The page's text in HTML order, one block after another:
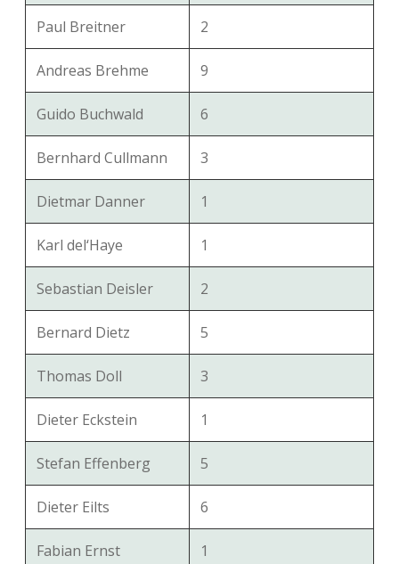
Paul Breitner 2
Andreas Brehme 9
Guido Buchwald 6
Bernhard Cullmann 3
Dietmar Danner 1
Karl del‘Haye 1
Sebastian Deisler 2
Bernard Dietz 5
Thomas Doll 3
Dieter Eckstein 1
Stefan Effenberg 5
Dieter Eilts 6
Fabian Ernst 1